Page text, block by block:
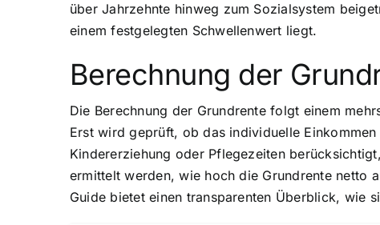
über Jahrzehnte hinweg zum Sozialsystem
einem festgelegten Schwellenwert liegt.
Berechnung der
Die Berechnung der Grundrente folgt einem
Erst wird geprüft, ob das individuelle
Kindererziehung oder Pflegezeiten
ermittelt werden, wie hoch die Grundrente netto
Guide bietet einen transparenten Überblick, wie